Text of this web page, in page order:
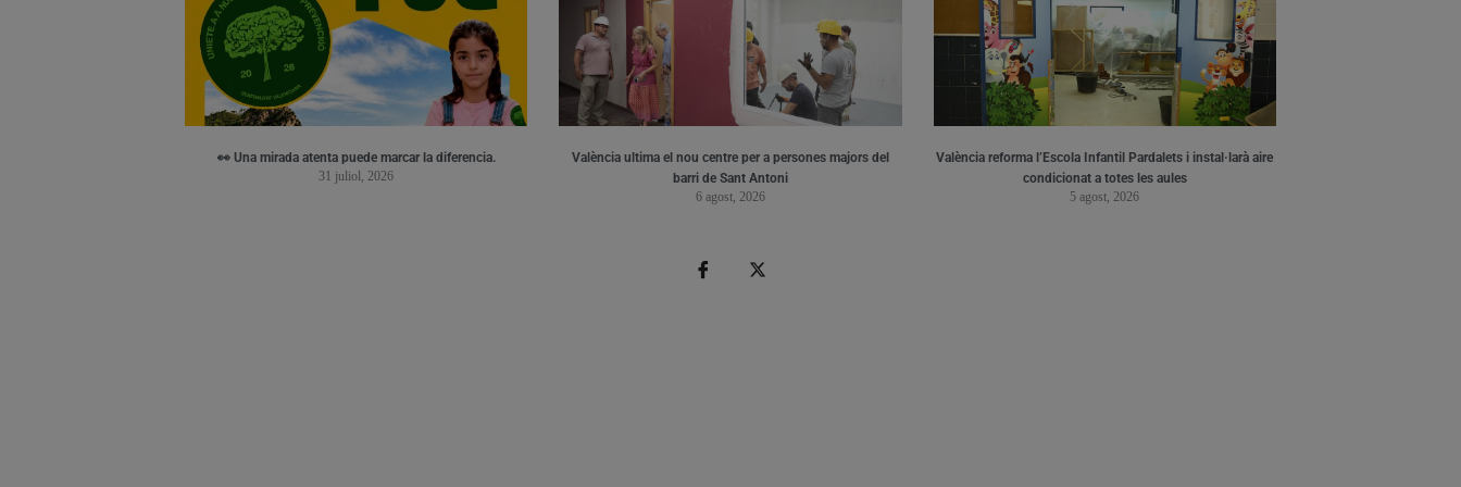
👀 Una mirada atenta puede marcar la diferencia.
31 juliol, 2026
València ultima el nou centre per a persones majors del
barri de Sant Antoni
6 agost, 2026
València reforma l’Escola Infantil Pardalets i instal·larà aire
condicionat a totes les aules
5 agost, 2026